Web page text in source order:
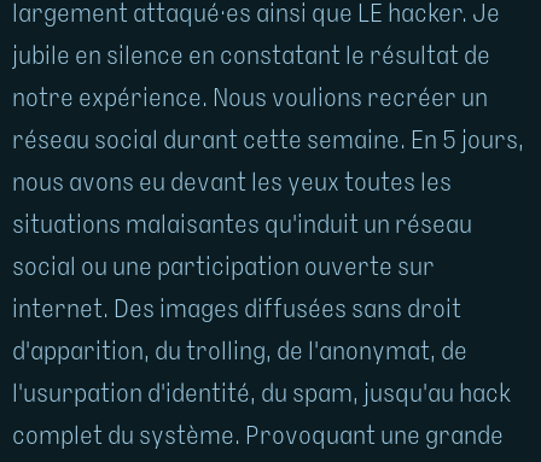
largement attaqué·es ainsi que LE hacker. Je
jubile en silence en constatant le résultat de
notre expérience. Nous voulions recréer un
réseau social durant cette semaine. En 5 jours,
nous avons eu devant les yeux toutes les
situations malaisantes qu'induit un réseau
social ou une participation ouverte sur
internet. Des images diffusées sans droit
d'apparition, du trolling, de l'anonymat, de
l'usurpation d'identité, du spam, jusqu'au hack
complet du système. Provoquant une grande